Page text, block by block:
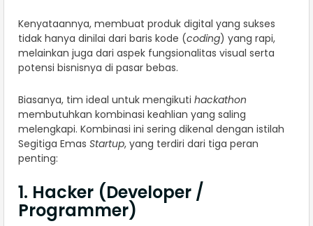
Kenyataannya, membuat produk digital yang sukses
tidak hanya dinilai dari baris kode (coding) yang rapi,
melainkan juga dari aspek fungsionalitas visual serta
potensi bisnisnya di pasar bebas.
Biasanya, tim ideal untuk mengikuti hackathon
membutuhkan kombinasi keahlian yang saling
melengkapi. Kombinasi ini sering dikenal dengan istilah
Segitiga Emas Startup, yang terdiri dari tiga peran
penting:
1. Hacker (Developer /
Programmer)